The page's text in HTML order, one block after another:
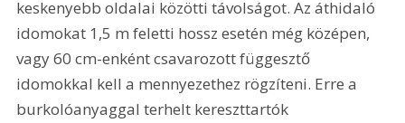
keskenyebb oldalai közötti távolságot. Az áthidaló
idomokat 1,5 m feletti hossz esetén még középen,
vagy 60 cm-enként csavarozott függesztő
idomokkal kell a mennyezethez rögzíteni. Erre a
burkolóanyaggal terhelt kereszttartók